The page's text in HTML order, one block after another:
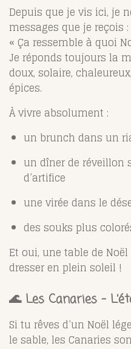
Depuis que je vis ici, je
messages que je reçois :
« Ça ressemble à quoi
Je réponds toujours la
doux, solaire,
épices.
À vivre absolument :
un brunch dans un
un dîner de réveillon
d’artifice
une virée dans le
des souks plus
Et oui, une table de
dresser en plein soleil !
🌊 Les Canaries –
Si tu rêves d’un Noël
le sable, les Canaries